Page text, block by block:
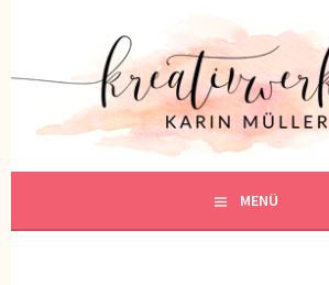
KREATIV SEIN
MENÜ